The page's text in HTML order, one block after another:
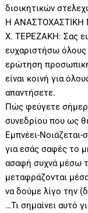
διοικητικών
H ΑΝΑΣΤΟΧΑΣΤΙΚΗ
Χ. ΤΕΡΕΖΑΚΗ: Σας
ευχαριστήσω
ερώτηση
είναι κοινή για
απαντήσετε.
Πώς φεύγετε
συνεδρίου που ως
Εμπνέει-Νοιάζεται-
για εσάς σαφές το
ασαφή συχνά μέσω
μεταφράζονται
να δούμε λίγο την
…Τι σημαίνει αυτό